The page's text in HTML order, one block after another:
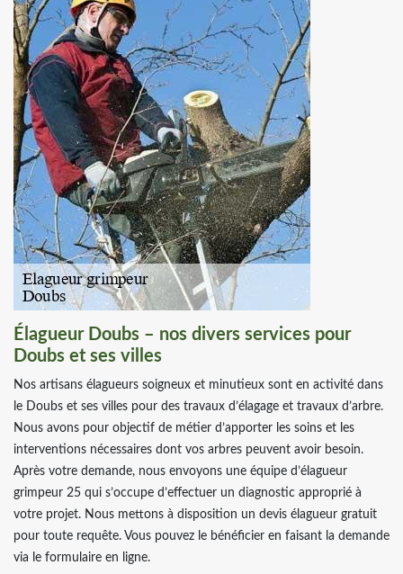
Élagueur Doubs – nos divers services pour
Doubs et ses villes
Nos artisans élagueurs soigneux et minutieux sont en activité dans
le Doubs et ses villes pour des travaux d’élagage et travaux d’arbre.
Nous avons pour objectif de métier d’apporter les soins et les
interventions nécessaires dont vos arbres peuvent avoir besoin.
Après votre demande, nous envoyons une équipe d’élagueur
grimpeur 25 qui s’occupe d’effectuer un diagnostic approprié à
votre projet. Nous mettons à disposition un devis élagueur gratuit
pour toute requête. Vous pouvez le bénéficier en faisant la demande
via le formulaire en ligne.